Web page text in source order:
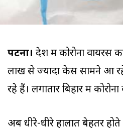
पटना। देश में कोरोना वायरस
लाख से ज्यादा केस सामने आ
रहे हैं। लगातार बिहार में
अब धीरे-धीरे हालात बेहतर